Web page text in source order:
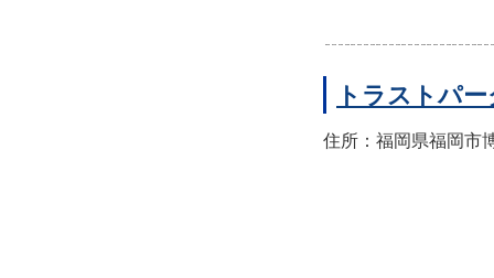
トラストパ
住所：福岡県福岡市